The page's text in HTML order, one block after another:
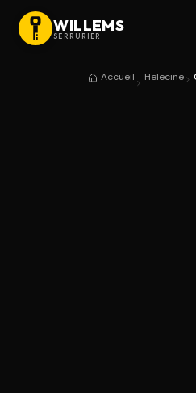
WILLEMS
SERRURIER
Accueil Helecine